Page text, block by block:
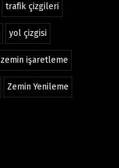
trafik çizgileri
yol çizgisi
zemin işaretleme
Zemin Yenileme